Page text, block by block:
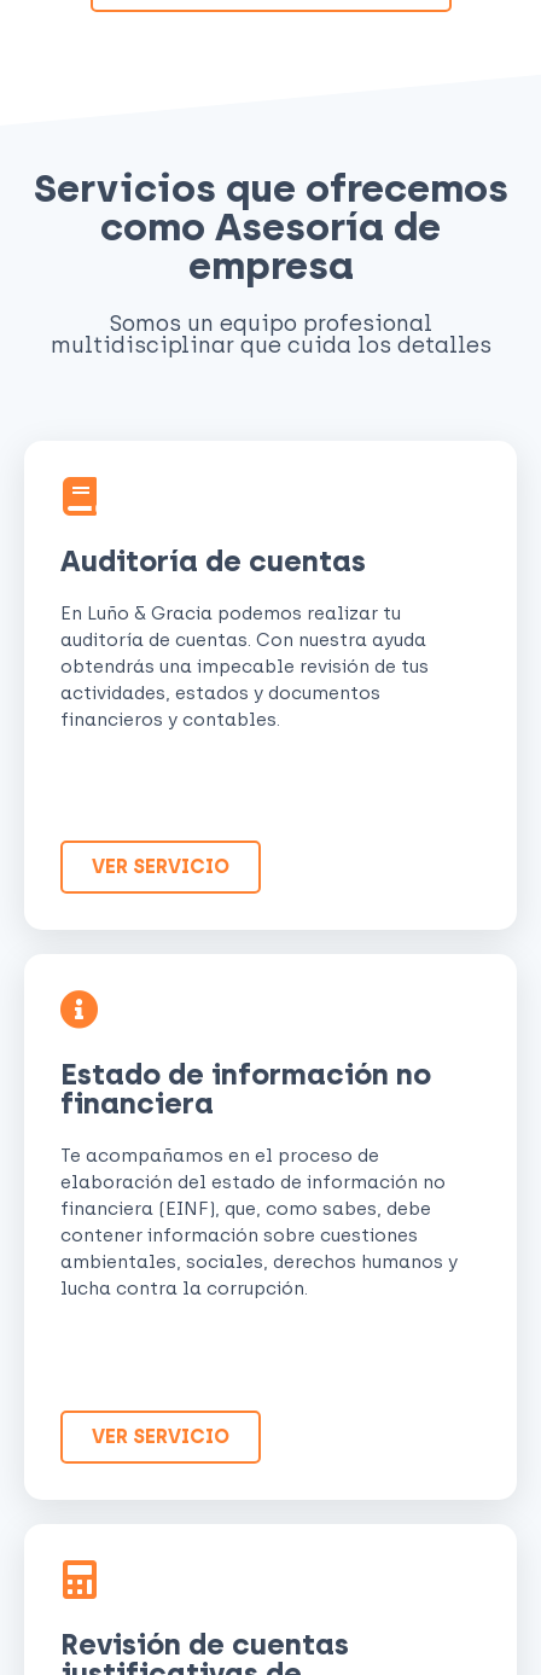
Servicios que ofrecemos
como Asesoría de
empresa
Somos un equipo profesional
multidisciplinar que cuida los detalles
Auditoría de cuentas
En Luño & Gracia podemos realizar tu
auditoría de cuentas. Con nuestra ayuda
obtendrás una impecable revisión de tus
actividades, estados y documentos
financieros y contables.
VER SERVICIO
Estado de información no
financiera
Te acompañamos en el proceso de
elaboración del estado de información no
financiera (EINF), que, como sabes, debe
contener información sobre cuestiones
ambientales, sociales, derechos humanos y
lucha contra la corrupción.
VER SERVICIO
Revisión de cuentas